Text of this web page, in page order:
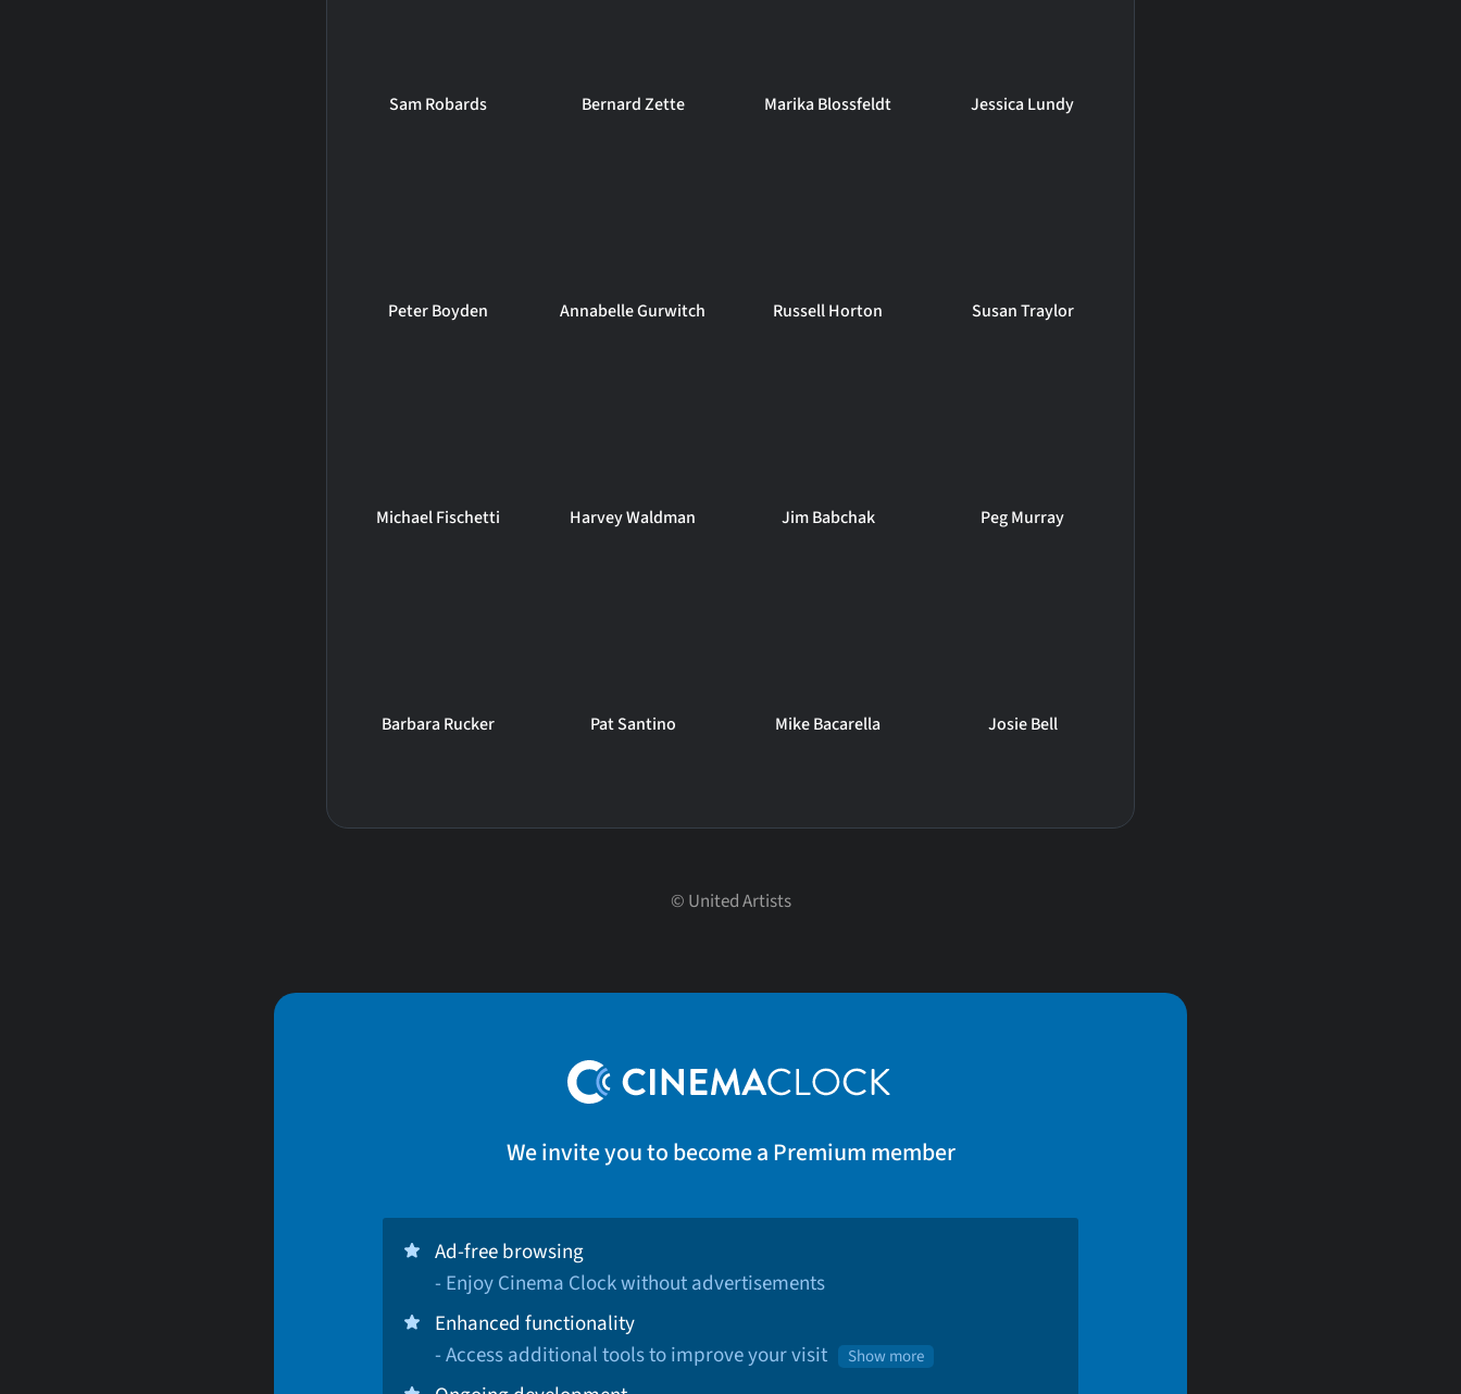
Sam Robards Bernard Zette Marika Blossfeldt Jessica Lundy
Peter Boyden Annabelle Gurwitch Russell Horton Susan Traylor
Michael Fischetti Harvey Waldman Jim Babchak Peg Murray
Barbara Rucker Pat Santino Mike Bacarella Josie Bell
© United Artists
We invite you to become a Premium member
Ad-free browsing
- Enjoy Cinema Clock without advertisements
Enhanced functionality
- Access additional tools to improve your visit
Show more